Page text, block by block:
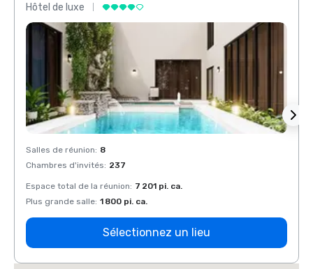
Hôtel de luxe
Salles de réunion: 8
Chambres d'invités: 237
Espace total de la réunion: 7 201 pi. ca.
Plus grande salle: 1 800 pi. ca.
Sélectionnez un lieu